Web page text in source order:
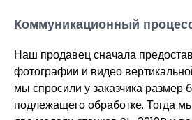
Коммуникационный
Наш продавец сначала
фотографии и видео
мы спросили у заказчика размер
подлежащего обработке. Тогда